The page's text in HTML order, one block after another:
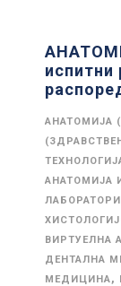
испитни
АНАТОМИЈА
АНАТОМИЈА
ВИРТУЕЛНА
ДЕНТАЛНА
МЕДИЦИНА,